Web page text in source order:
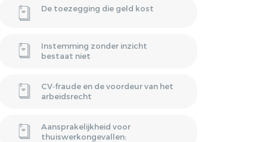
STAANDE
De toezegging die geld kost
Instemming zonder inzicht
bestaat niet
CV‑fraude en de voordeur van het
arbeidsrecht
Aansprakelijkheid voor
thuiswerkongevallen: